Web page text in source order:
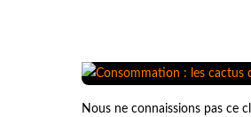
Nous ne connaissions pas ce